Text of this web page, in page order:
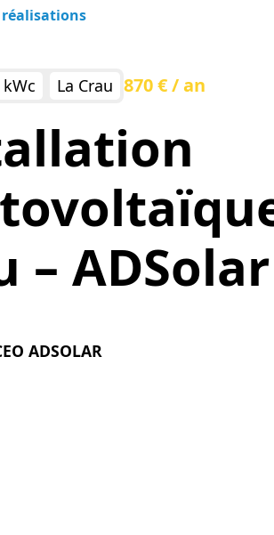
réalisations
kWc La Crau 870 € / an
– ADSolar
ADSOLAR